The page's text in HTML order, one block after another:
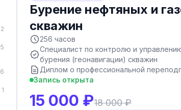
2
1
Бурение нефтяных и
скважин
256 часов
Специалист по контролю и
бурения (геонавигации) скважин
Диплом о профессиональной
Запись открыта
15 000 ₽18 000 ₽